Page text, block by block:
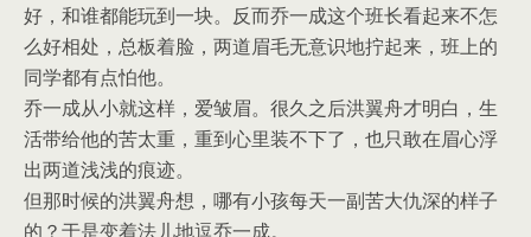
好，和谁都能玩到一块。反而乔一成这个班长看起来不怎
么好相处，总板着脸，两道眉毛无意识地拧起来，班上的
同学都有点怕他。
乔一成从小就这样，爱皱眉。很久之后洪翼舟才明白，生
活带给他的苦太重，重到心里装不下了，也只敢在眉心浮
出两道浅浅的痕迹。
但那时候的洪翼舟想，哪有小孩每天一副苦大仇深的样子
的？于是变着法儿地逗乔一成。